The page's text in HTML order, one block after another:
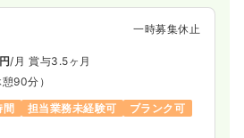
一時募集休止
/月 賞与3.5ヶ月
憩90分）
間 担当業務未経験可
ブランク可